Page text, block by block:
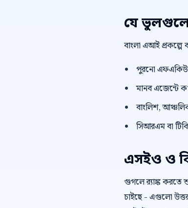
যে
বাংলা এআই
পুরনো এফএকিউ
মানব এজেন্টে
বাংলিশ,
সিআরএম বা
এসইও ও
গুগলে র‍্যাঙ্ক করতে
চাইছে - এগুলো